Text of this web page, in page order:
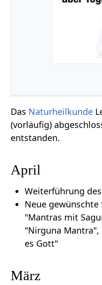
Das Naturheilkunde
(vorläufig)
entstanden.
April
Weiterführung
Neue
"Mantras mit
"Nirguna Mantra",
es Gott"
März